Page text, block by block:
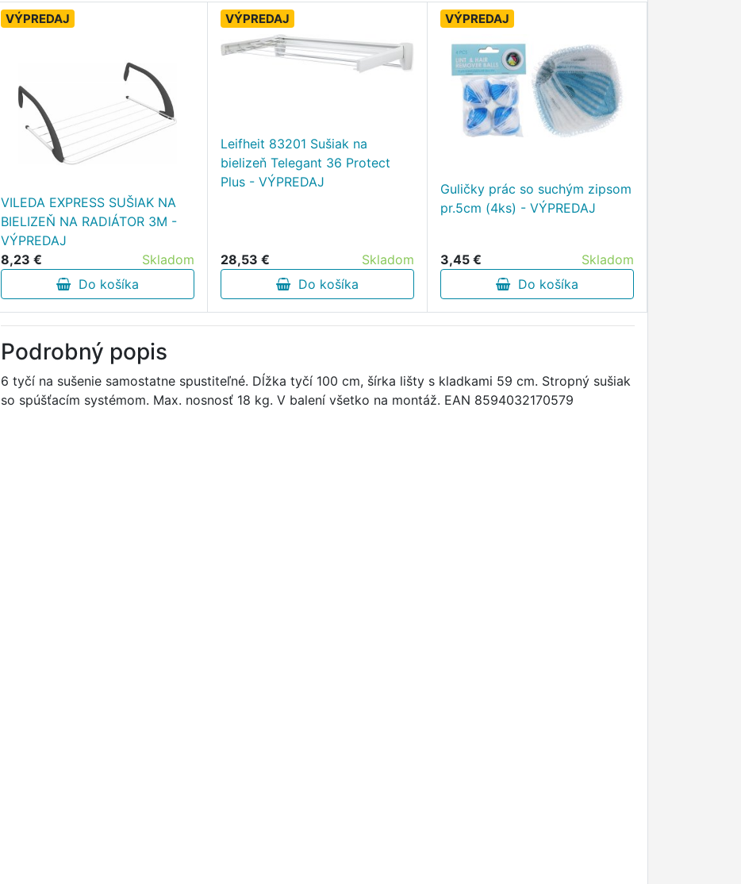
VÝPREDAJ
VILEDA EXPRESS SUŠIAK NA
BIELIZEŇ NA RADIÁTOR 3M -
VÝPREDAJ
8,23 €
Skladom
Do košíka
VÝPREDAJ
Leifheit 83201 Sušiak na
bielizeň Telegant 36 Protect
Plus - VÝPREDAJ
28,53 €
Skladom
Do košíka
VÝPREDAJ
Guličky prác so suchým zipsom
pr.5cm (4ks) - VÝPREDAJ
3,45 €
Skladom
Do košíka
Podrobný popis
6 tyčí na sušenie samostatne spustiteľné. Dĺžka tyčí 100 cm, šírka lišty s kladkami 59 cm. Stropný sušiak
so spúšťacím systémom. Max. nosnosť 18 kg. V balení všetko na montáž. EAN 8594032170579